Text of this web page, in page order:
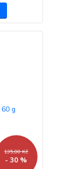
135,00 Kč
- 30 %